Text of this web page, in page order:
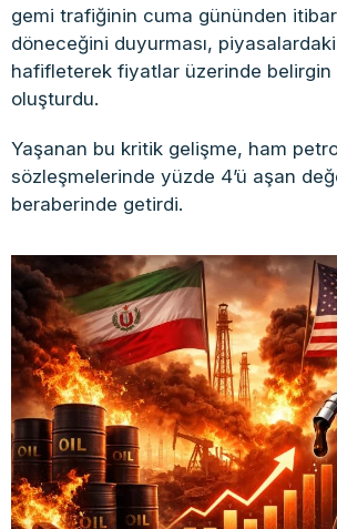
gemi trafiğinin cuma gününden
döneceğini duyurması,
hafifleterek fiyatlar üzerinde belirgin
oluşturdu.
Yaşanan bu kritik gelişme, ham
sözleşmelerinde yüzde 4’ü aşan
beraberinde getirdi.